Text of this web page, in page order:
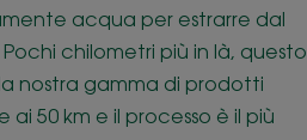
acqua per estrarre dal
chilometri più in là, questo
nostra gamma di prodotti
50 km e il processo è il più